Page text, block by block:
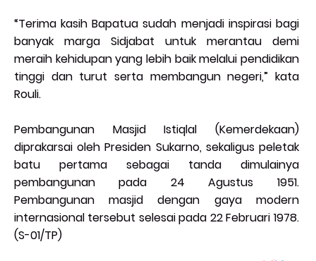
“Terima kasih Bapatua sudah menjadi inspirasi bagi
banyak marga Sidjabat untuk merantau demi
meraih kehidupan yang lebih baik melalui pendidikan
tinggi dan turut serta membangun negeri,” kata
Rouli.
Pembangunan Masjid Istiqlal (Kemerdekaan)
diprakarsai oleh Presiden Sukarno, sekaligus peletak
batu pertama sebagai tanda dimulainya
pembangunan pada 24 Agustus 1951.
Pembangunan masjid dengan gaya modern
internasional tersebut selesai pada 22 Februari 1978.
(S-01/TP)